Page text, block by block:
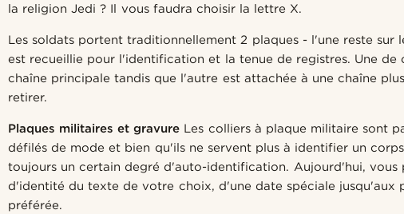
la religion Jedi ? Il vous faudra choisir la lettre X.
Les soldats portent traditionnellement 2 plaques - l'une reste sur
est recueillie pour l'identification et la tenue de registres. Une de
chaîne principale tandis que l'autre est attachée à une chaîne
retirer.
Plaques militaires et gravure Les colliers à plaque militaire sont
défilés de mode et bien qu'ils ne servent plus à identifier un
toujours un certain degré d'auto-identification. Aujourd'hui, vous
d'identité du texte de votre choix, d'une date spéciale jusqu'aux
préférée.